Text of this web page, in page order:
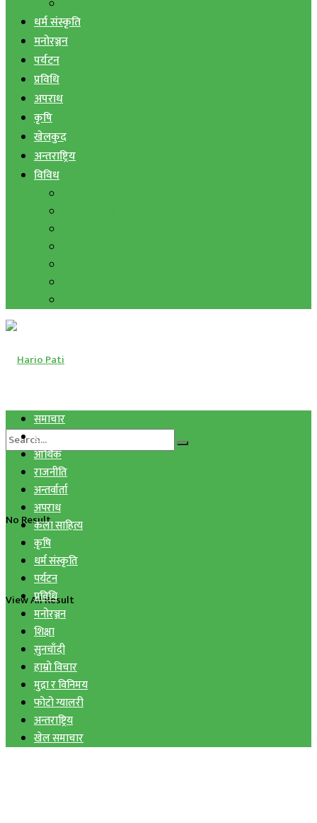
धर्म संस्कृति
मनोरञ्जन
पर्यटन
प्रविधि
अपराध
कृषि
खेलकुद
अन्तराष्ट्रिय
विविध
No Result
View All Result
समाचार
स्वास्थ्य
आर्थिक
राजनीति
अन्तर्वार्ता
अपराध
कला साहित्य
कृषि
धर्म संस्कृति
पर्यटन
प्रविधि
मनोरञ्जन
शिक्षा
सुनचाँदी
हाम्रो विचार
मुद्रा र विनिमय
फोटो ग्यालरी
अन्तराष्ट्रिय
खेल समाचार